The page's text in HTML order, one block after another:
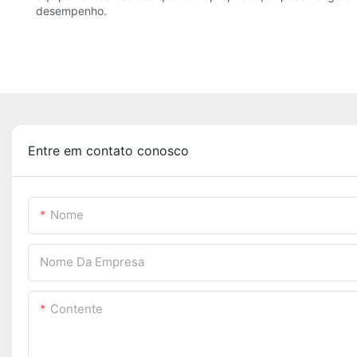
desempenho.
Entre em contato conosco
Nome
Nome Da Empresa
Contente